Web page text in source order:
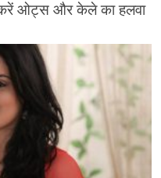
करें ओट्स और केले का हलवा